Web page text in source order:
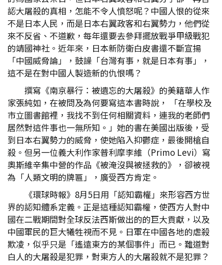
認大屠殺的真相，怎能不令人憤怒呢？中國人恨的從來
不是日本人民，而是日本右翼政客和右翼勢力，他們從
來不反省、不道歉，每年還要去參拜擺放戰爭甲級戰犯
的靖國神社。近年來，日本新防衛白皮書還不斷宣揚
「中國威脅論」，鼓譟「台灣有事，就是日本有事」，
這不是在對中國人製造新的仇恨嗎？
撰寫《南京暴行：被遺忘的大屠殺》的美籍華人作
家張純如，在被問及為何要寫這本書時說， 「在學校及
市立圖書館裡，我找不到任何相關資料，連我的老師們
居然對這件事也一無所知。」她的書在美國出版後，受
到日本右翼勢力的威脅，使她陷入抑鬱症，最後開槍自
殺。但另一位義大利作家普利摩李維（Primo Levi）寫
奧斯維辛集中營的作品《被淹沒與被拯救的》，卻被視
為「人類文明的牌匾」，廣受西方肯定。
《環球時報》8月5日用「認知霸權」來形容西方世
界的認知體系定義。正是這種認知霸權，使西方人對中
國在二戰期間對全球反法西斯做出的的巨大貢獻，以及
中國軍民的巨大犧牲視而不見。日軍在中國各地的虐殺
欺凌，似乎只是「遙遠東方的某個事件」而已。難道對
白人的大屠殺是犯罪，對東方人的大屠殺就不是犯罪？